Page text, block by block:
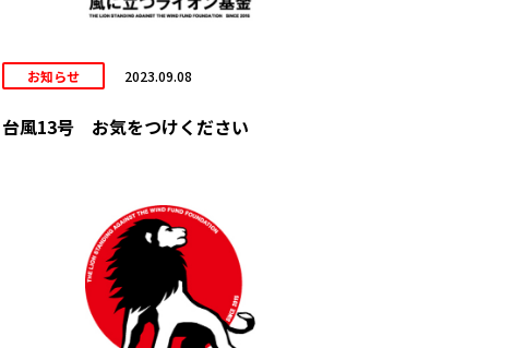
お知らせ 2023.09.08
台風13号 お気をつけください